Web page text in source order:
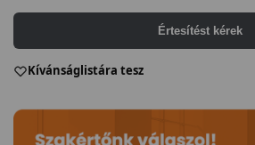
Értesítést kérek
Kívánságlistára tesz